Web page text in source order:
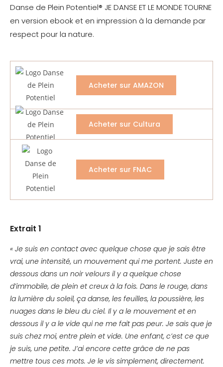
Danse de Plein Potentiel® JE DANSE ET LE MONDE TOURNE
en version ebook et en impression à la demande par
respect pour la nature.
Acheter sur AMAZON
Acheter sur Cultura
Acheter sur FNAC
Extrait 1
« Je suis en contact avec quelque chose que je sais être
vrai, une intensité, un mouvement qui me portent. Juste en
dessous dans un noir velours il y a quelque chose
d’immobile, de plein et creux à la fois. Dans le rouge, dans
la lumière du soleil, ça danse, les feuilles, la poussière, les
nuages dans le bleu du ciel. Il y a le mouvement et en
dessous il y a le vide qui ne me fait pas peur. Je sais que je
suis chez moi, entre plein et vide. Une enfant, c’est ce que
je suis, une petite. J’ai encore cette grâce de ne pas
mettre tous ces mots. Je le vis simplement, directement.